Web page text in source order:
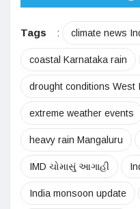
Tags : climate news
coastal Karnataka rain
drought conditions West
extreme weather events
heavy rain Mangaluru
IMD ચોમાસું આગાહી
India monsoon update